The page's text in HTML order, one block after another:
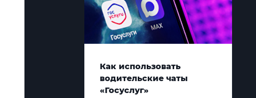
Как использовать
водительские чаты
«Госуслуг»